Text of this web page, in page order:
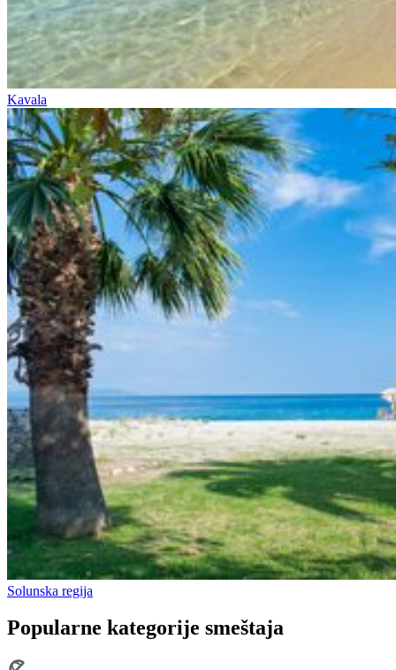
Kavala
Solunska regija
Popularne kategorije smeštaja